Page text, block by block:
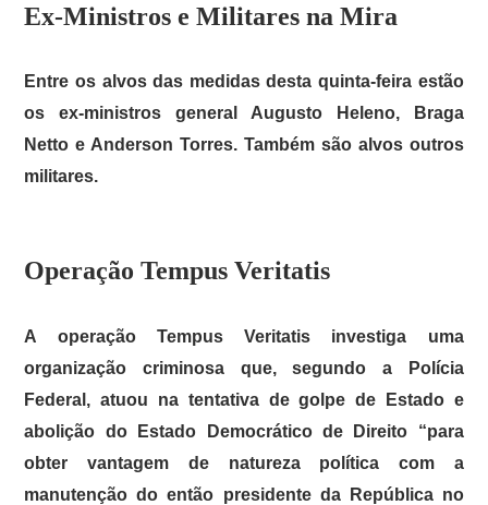
Ex-Ministros e Militares na Mira
Entre os alvos das medidas desta quinta-feira estão
os ex-ministros general Augusto Heleno, Braga
Netto e Anderson Torres. Também são alvos outros
militares.
Operação Tempus Veritatis
A operação Tempus Veritatis investiga uma
organização criminosa que, segundo a Polícia
Federal, atuou na tentativa de golpe de Estado e
abolição do Estado Democrático de Direito “para
obter vantagem de natureza política com a
manutenção do então presidente da República no